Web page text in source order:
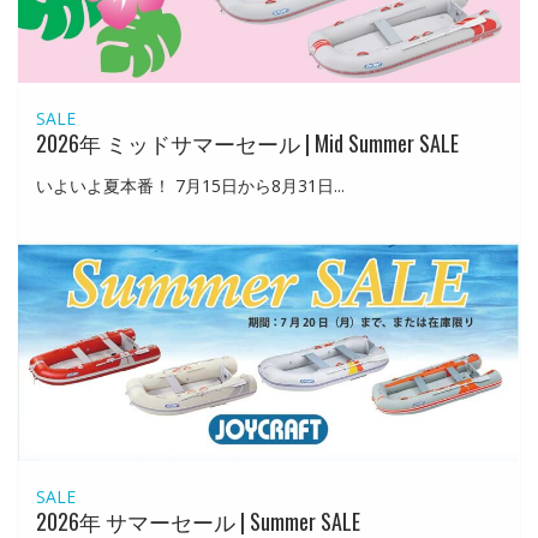
SALE
2026年 ミッドサマーセール | Mid Summer SALE
いよいよ夏本番！ 7月15日から8月31日...
SALE
2026年 サマーセール | Summer SALE